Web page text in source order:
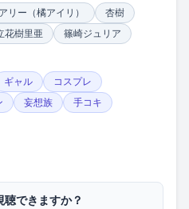
リー（橘アイリ）
杏樹
花樹里亜
篠崎ジュリア
ギャル
コスプレ
妄想族
手コキ
できますか？